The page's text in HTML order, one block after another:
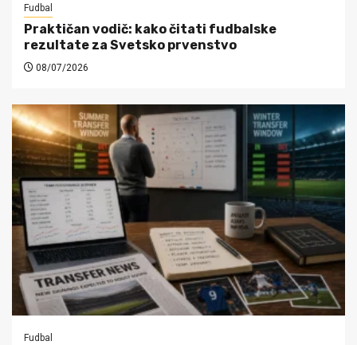
Fudbal
Praktičan vodič: kako čitati fudbalske
rezultate za Svetsko prvenstvo
08/07/2026
Fudbal